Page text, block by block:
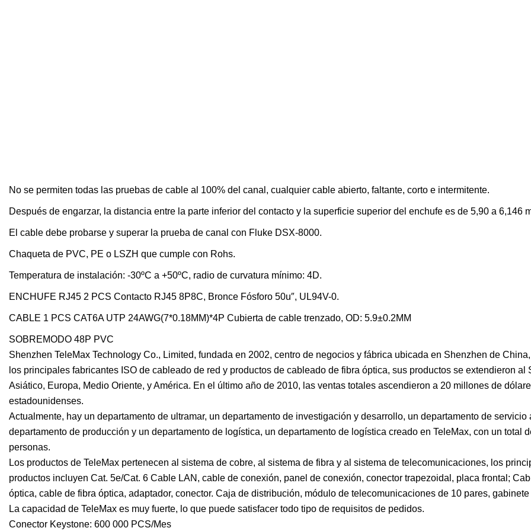
No se permiten todas las pruebas de cable al 100% del canal, cualquier cable abierto, faltante, corto e intermitente.
Después de engarzar, la distancia entre la parte inferior del contacto y la superficie superior del enchufe es de 5,90 a 6,146
El cable debe probarse y superar la prueba de canal con Fluke DSX-8000.
Chaqueta de PVC, PE o LSZH que cumple con Rohs.
Temperatura de instalación: -30ºC a +50ºC, radio de curvatura mínimo: 4D.
ENCHUFE RJ45 2 PCS Contacto RJ45 8P8C, Bronce Fósforo 50u″, UL94V-0.
CABLE 1 PCS CAT6A UTP 24AWG(7*0.18MM)*4P Cubierta de cable trenzado, OD: 5.9±0.2MM
SOBREMODO 48P PVC
Shenzhen TeleMax Technology Co., Limited, fundada en 2002, centro de negocios y fábrica ubicada en Shenzhen de
los principales fabricantes ISO de cableado de red y productos de cableado de fibra óptica, sus productos se extendieron al
Asiático, Europa, Medio Oriente, y América. En el último año de 2010, las ventas totales ascendieron a 20 millones de
estadounidenses.
Actualmente, hay un departamento de ultramar, un departamento de investigación y desarrollo, un departamento de servicio
departamento de producción y un departamento de logística, un departamento de logística creado en TeleMax, con un total
personas.
Los productos de TeleMax pertenecen al sistema de cobre, al sistema de fibra y al sistema de telecomunicaciones, los
productos incluyen Cat. 5e/Cat. 6 Cable LAN, cable de conexión, panel de conexión, conector trapezoidal, placa frontal;
óptica, cable de fibra óptica, adaptador, conector. Caja de distribución, módulo de telecomunicaciones de 10 pares, gabinete
La capacidad de TeleMax es muy fuerte, lo que puede satisfacer todo tipo de requisitos de pedidos.
Conector Keystone: 600 000 PCS/Mes